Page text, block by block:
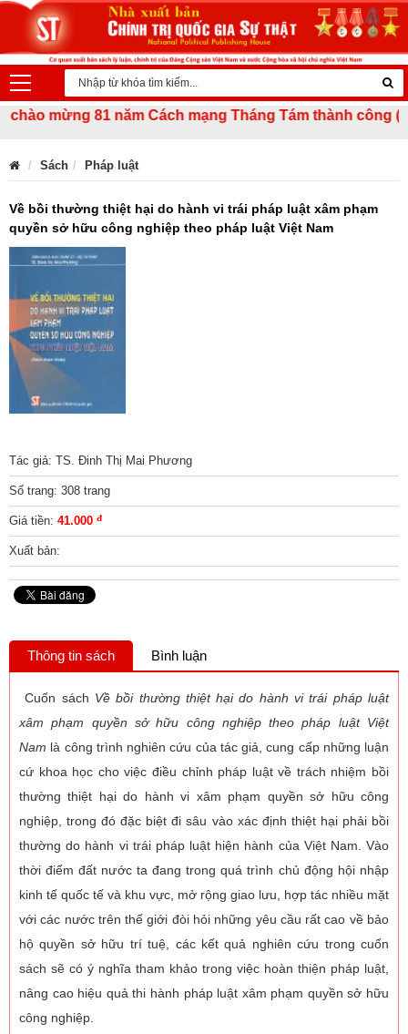
mừng 81 năm Cách mạng Tháng Tám thành công (19/
Sách Pháp luật
Về bồi thường thiệt hại do hành vi trái pháp luật xâm phạm
quyền sở hữu công nghiệp theo pháp luật Việt Nam
Tác giả: TS. Đinh Thị Mai Phương
Số trang: 308 trang
Giá tiền: 41.000 đ
Xuất bản:
Thông tin sách Bình luận
Cuốn sách Về bồi thường thiệt hại do hành vi trái pháp luật
xâm phạm quyền sở hữu công nghiệp theo pháp luật Việt
Nam là công trình nghiên cứu của tác giả, cung cấp những luận
cứ khoa học cho việc điều chỉnh pháp luật về trách nhiệm bồi
thường thiệt hại do hành vi xâm phạm quyền sở hữu công
nghiệp, trong đó đặc biệt đi sâu vào xác định thiệt hại phải bồi
thường do hành vi trái pháp luật hiện hành của Việt Nam. Vào
thời điểm đất nước ta đang trong quá trình chủ động hội nhập
kinh tế quốc tế và khu vực, mở rộng giao lưu, hợp tác nhiều mặt
với các nước trên thế giới đòi hỏi những yêu cầu rất cao về bảo
hộ quyền sở hữu trí tuệ, các kết quả nghiên cứu trong cuốn
sách sẽ có ý nghĩa tham khảo trong việc hoàn thiện pháp luật,
nâng cao hiệu quả thi hành pháp luật xâm phạm quyền sở hữu
công nghiệp.